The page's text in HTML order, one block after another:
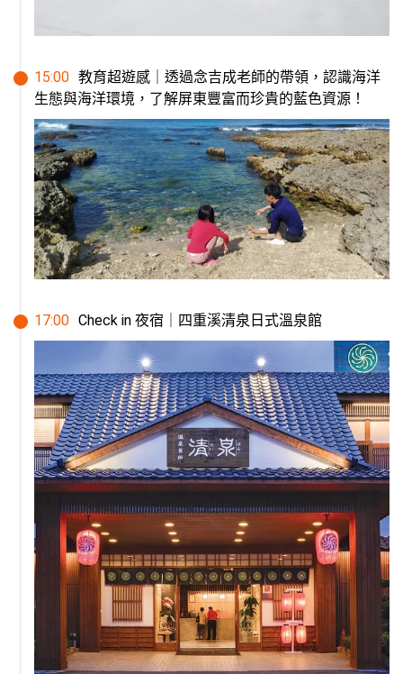
15:00 教育超遊感｜透過念吉成老師的帶領，認識海洋
生態與海洋環境，了解屏東豐富而珍貴的藍色資源！
17:00 Check in 夜宿｜四重溪清泉日式溫泉館